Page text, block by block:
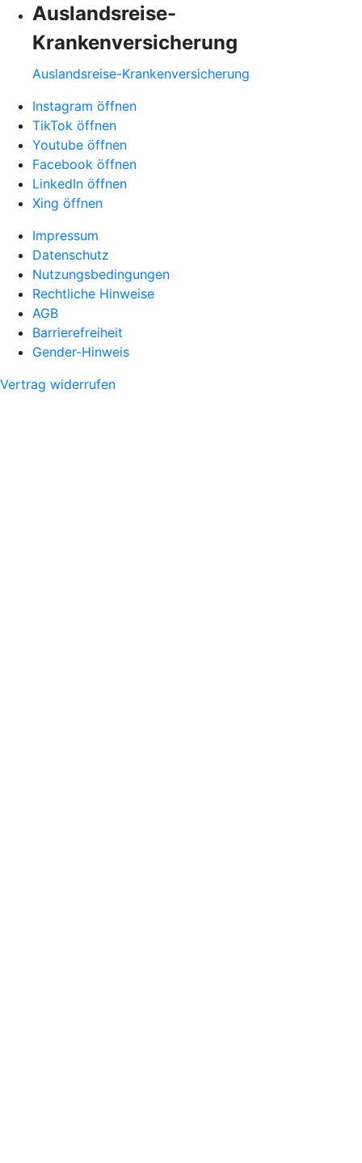
Auslandsreise-
Krankenversicherung
Auslandsreise-Krankenversicherung
Instagram öffnen
TikTok öffnen
Youtube öffnen
Facebook öffnen
LinkedIn öffnen
Xing öffnen
Impressum
Datenschutz
Nutzungsbedingungen
Rechtliche Hinweise
AGB
Barrierefreiheit
Gender-Hinweis
Vertrag widerrufen